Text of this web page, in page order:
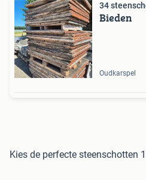
34
Bieden
Oudkarspel
Kies de perfecte steenschotten